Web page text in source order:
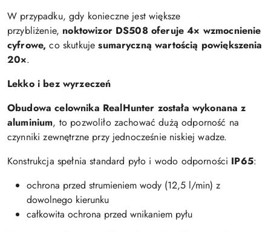
W przypadku, gdy konieczne jest większe
przybliżenie, noktowizor DS508 oferuje 4× wzmocnienie
cyfrowe, co skutkuje sumaryczną wartością powiększenia
20×.
Lekko i bez wyrzeczeń
Obudowa celownika RealHunter została wykonana z
aluminium, to pozwoliło zachować dużą odporność na
czynniki zewnętrzne przy jednocześnie niskiej wadze.
Konstrukcja spełnia standard pyło i wodo odporności IP65:
ochrona przed strumieniem wody (12,5 l/min) z
dowolnego kierunku
całkowita ochrona przed wnikaniem pyłu